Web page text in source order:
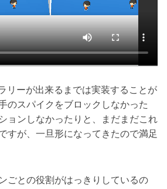
リーが出来るまでは実装することが
のスパイクをブロックしなかった
ョンしなかったりと、まだまだこれ
すが、一旦形になってきたので満足
ごとの役割がはっきりしているの